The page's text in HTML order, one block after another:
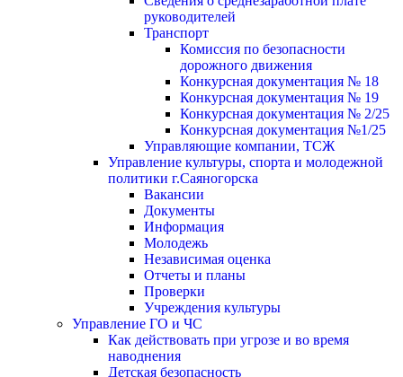
руководителей
Транспорт
Комиссия по безопасности
дорожного движения
Конкурсная документация № 18
Конкурсная документация № 19
Конкурсная документация № 2/25
Конкурсная документация №1/25
Управляющие компании, ТСЖ
Управление культуры, спорта и молодежной
политики г.Саяногорска
Вакансии
Документы
Информация
Молодежь
Независимая оценка
Отчеты и планы
Проверки
Учреждения культуры
Управление ГО и ЧС
Как действовать при угрозе и во время
наводнения
Детская безопасность